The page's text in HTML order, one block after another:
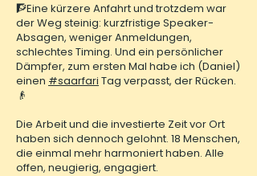
🧗Eine kürzere Anfahrt und trotzdem war
der Weg steinig: kurzfristige Speaker-
Absagen, weniger Anmeldungen,
schlechtes Timing. Und ein persönlicher
Dämpfer, zum ersten Mal habe ich (Daniel)
einen #saarfari Tag verpasst, der Rücken.
👴
Die Arbeit und die investierte Zeit vor Ort
haben sich dennoch gelohnt. 18 Menschen,
die einmal mehr harmoniert haben. Alle
offen, neugierig, engagiert.